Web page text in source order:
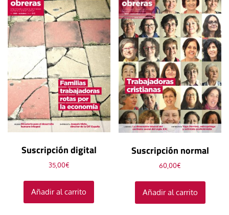
Suscripción digital
35,00€
Añadir al carrito
Suscripción normal
60,00€
Añadir al carrito